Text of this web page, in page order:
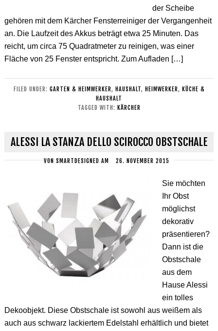
der Scheibe
gehören mit dem Kärcher Fensterreiniger der Vergangenheit
an. Die Laufzeit des Akkus beträgt etwa 25 Minuten. Das
reicht, um circa 75 Quadratmeter zu reinigen, was einer
Fläche von 25 Fenster entspricht. Zum Aufladen […]
FILED UNDER: GARTEN & HEIMWERKER, HAUSHALT, HEIMWERKER, KÜCHE &
HAUSHALT
TAGGED WITH: KÄRCHER
ALESSI LA STANZA DELLO SCIROCCO OBSTSCHALE
VON SMARTDESIGNED AM 26. NOVEMBER 2015
Sie möchten
Ihr Obst
möglichst
dekorativ
präsentieren?
Dann ist die
Obstschale
aus dem
Hause Alessi
ein tolles
Dekoobjekt. Diese Obstschale ist sowohl aus weißem als
auch aus schwarz lackiertem Edelstahl erhältlich und bietet